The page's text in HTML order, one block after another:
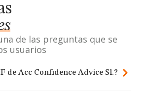
de las preguntas que se
usuarios
de Acc Confidence Advice Sl.?